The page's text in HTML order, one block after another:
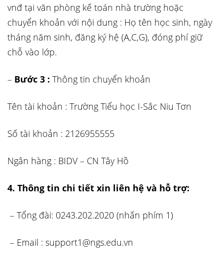
vnđ tại văn phòng kế toán nhà trường hoặc
chuyển khoản với nội dung : Họ tên học sinh, ngày
tháng năm sinh, đăng ký hệ (A,C,G), đóng phí giữ
chỗ vào lớp.
– Bước 3 : Thông tin chuyển khoản
Tên tài khoản : Trường Tiểu học I-Sắc Niu Tơn
Số tài khoản : 2126955555
Ngân hàng : BIDV – CN Tây Hồ
4. Thông tin chi tiết xin liên hệ và hỗ trợ:
– Tổng đài: 0243.202.2020 (nhấn phím 1)
– Email : support1@ngs.edu.vn